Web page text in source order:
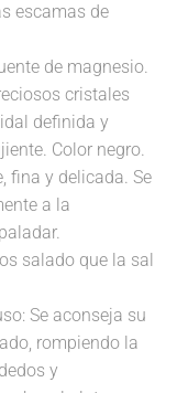
escamas de
de magnesio.
cristales
definida y
Color negro.
fina y delicada. Se
a la
salado que la sal
Se aconseja su
rompiendo la
y